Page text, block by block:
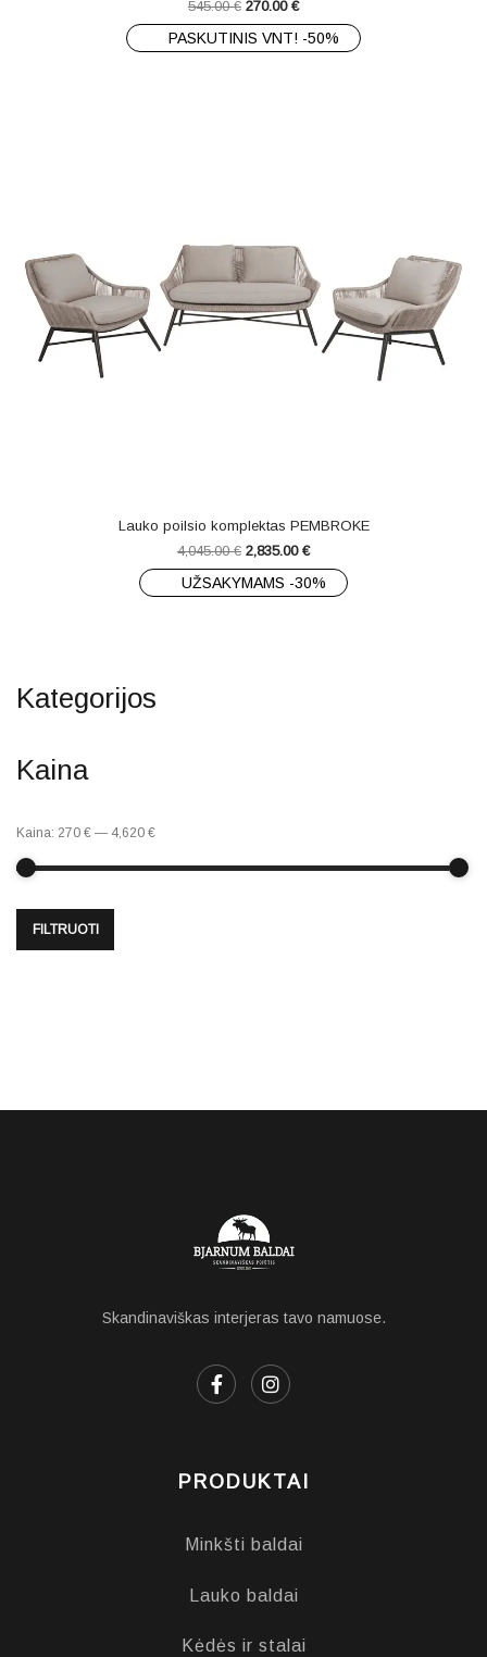
545.00€ 270.00 €
PASKUTINIS VNT! -50%
Lauko poilsio komplektas PEMBROKE
4,045.00€ 2,835.00 €
UŽSAKYMAMS -30%
Kategorijos
Kaina
FILTRUOTI
Kaina: 270 € — 4,620 €
Skandinaviškas interjeras tavo namuose.
PRODUKTAI
Minkšti baldai
Lauko baldai
Kėdės ir stalai